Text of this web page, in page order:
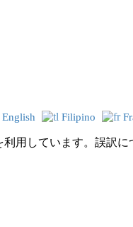
English Filipino
用しています。誤訳に